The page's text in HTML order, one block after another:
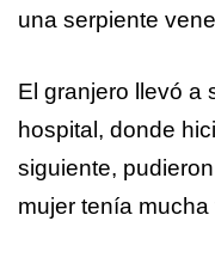
una serpiente
El granjero llevó a
hospital, donde
siguiente,
mujer tenía mucha